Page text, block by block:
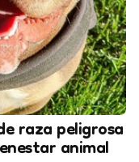
raza peligrosa
animal